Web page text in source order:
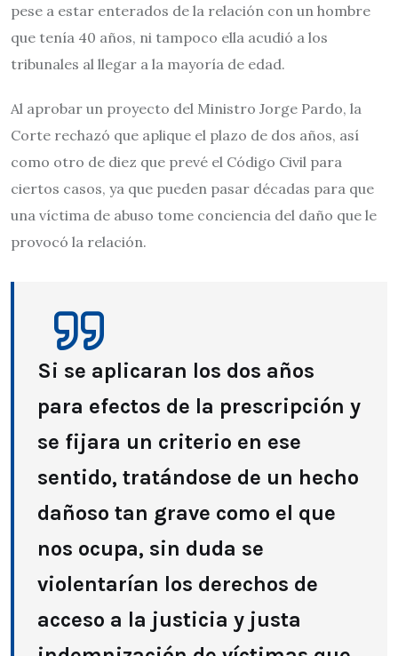
pese a estar enterados de la relación con un hombre
que tenía 40 años, ni tampoco ella acudió a los
tribunales al llegar a la mayoría de edad.
Al aprobar un proyecto del Ministro Jorge Pardo, la
Corte rechazó que aplique el plazo de dos años, así
como otro de diez que prevé el Código Civil para
ciertos casos, ya que pueden pasar décadas para que
una víctima de abuso tome conciencia del daño que le
provocó la relación.
Si se aplicaran los dos años
para efectos de la prescripción y
se fijara un criterio en ese
sentido, tratándose de un hecho
dañoso tan grave como el que
nos ocupa, sin duda se
violentarían los derechos de
acceso a la justicia y justa